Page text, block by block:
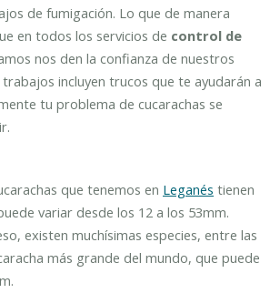
de fumigación. Lo que de manera
en todos los servicios de control de
nos den la confianza de nuestros
incluyen trucos que te ayudarán a
tu problema de cucarachas se
que tenemos en Leganés tienen
variar desde los 12 a los 53mm.
existen muchísimas especies, entre las
más grande del mundo, que puede